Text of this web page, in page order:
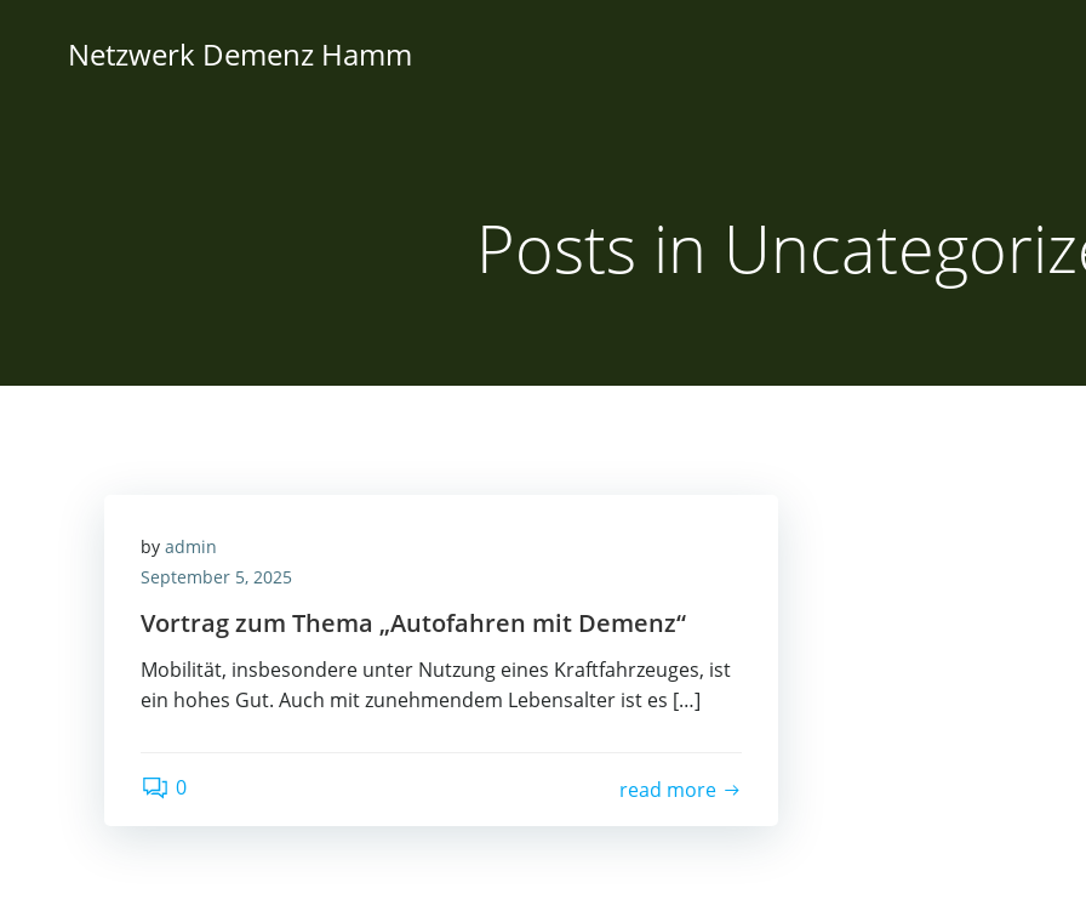
springenNetzwerk Demenz Hamm
Posts in
by admin
September 5, 2025
Vortrag zum Thema „Autofahren mit Demenz“
Mobilität, insbesondere unter Nutzung eines Kraftfahrzeuges, ist
ein hohes Gut. Auch mit zunehmendem Lebensalter ist es […]
0 read more